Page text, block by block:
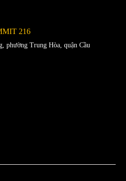
216
phường Trung Hòa, quận Cầu